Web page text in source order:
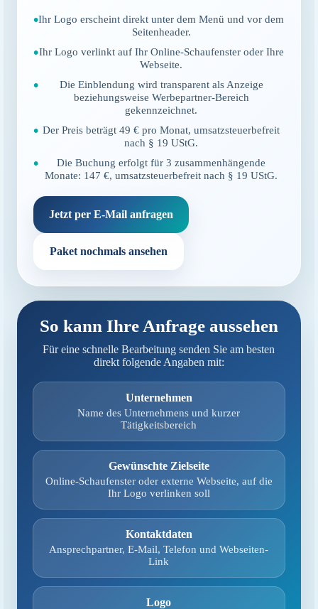
Ihr Logo erscheint direkt unter dem Menü und vor dem
Seitenheader.
Ihr Logo verlinkt auf Ihr Online-Schaufenster oder Ihre
Webseite.
Die Einblendung wird transparent als Anzeige
beziehungsweise Werbepartner-Bereich
gekennzeichnet.
Der Preis beträgt 49 € pro Monat, umsatzsteuerbefreit
nach § 19 UStG.
Die Buchung erfolgt für 3 zusammenhängende
Monate: 147 €, umsatzsteuerbefreit nach § 19 UStG.
Jetzt per E-Mail anfragen
Paket nochmals ansehen
So kann Ihre Anfrage aussehen
Für eine schnelle Bearbeitung senden Sie am besten
direkt folgende Angaben mit:
Unternehmen
Name des Unternehmens und kurzer
Tätigkeitsbereich
Gewünschte Zielseite
Online-Schaufenster oder externe Webseite, auf die
Ihr Logo verlinken soll
Kontaktdaten
Ansprechpartner, E-Mail, Telefon und Webseiten-
Link
Logo